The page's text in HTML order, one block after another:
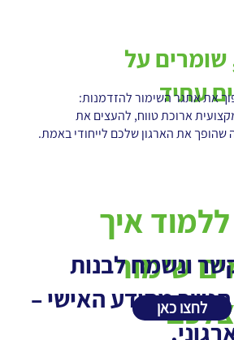
על
עתיד
ארוכת טווח, להעצים את
את הארגון שלכם לייחודי באמת.
ללמוד איך
שימור
ונשמח לבנות
מהידע האישי –לחצו כאן